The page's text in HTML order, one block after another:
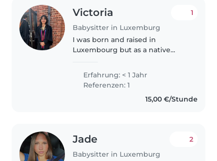
Victoria
Babysitter in Luxemburg
1
I was born and raised in
Luxembourg but as a native
English boarding school for the
past two years. I like reading and
playing the guitar, and am
Erfahrung: < 1 Jahr
Referenzen: 1
15,00 €/Stunde
Jade
Babysitter in Luxemburg
2